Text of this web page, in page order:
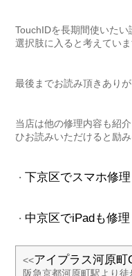
TouchIDを長期間使いた
選択肢に入ると考えていま
最後までお読み頂きあり
当店は他の修理内容も紹
ひお読みいただけると励み
・ 下京区でスマホ修
・ 中京区でiPadも修理
<<アイプラス河原町
阪急京都河原町駅より